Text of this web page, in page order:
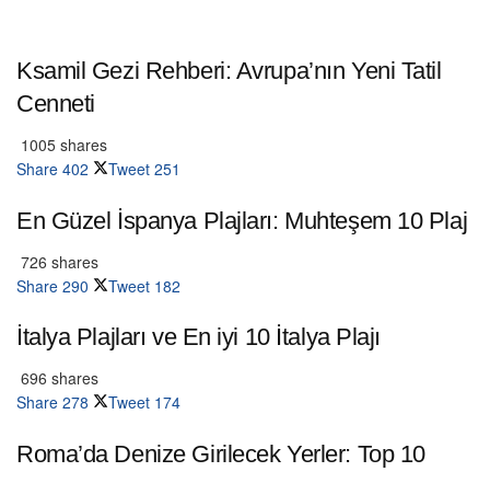
Ksamil Gezi Rehberi: Avrupa’nın Yeni Tatil
Cenneti
1005 shares
Share 402 Tweet 251
En Güzel İspanya Plajları: Muhteşem 10 Plaj
726 shares
Share 290 Tweet 182
İtalya Plajları ve En iyi 10 İtalya Plajı
696 shares
Share 278 Tweet 174
Roma’da Denize Girilecek Yerler: Top 10